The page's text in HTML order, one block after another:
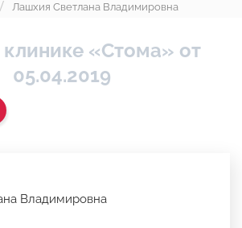
Лашхия Светлана Владимировна
«Стома» от
05.04.2019
Владимировна